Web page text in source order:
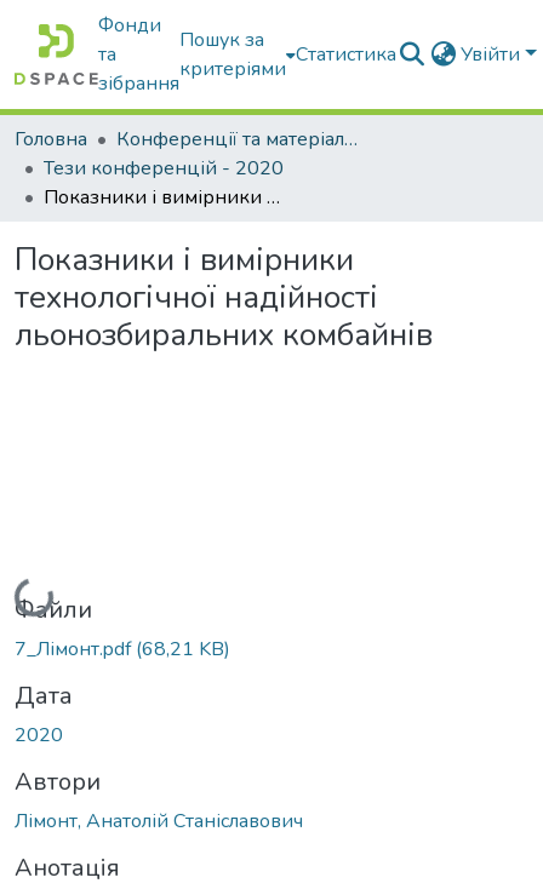
Фонди
та
зібрання
Пошук за
критеріями
Статистика Увійти
Головна
Конференції та матеріали конференцій
Тези конференцій - 2020
Показники і вимірники технологічної надійності льонозбиральних комбайнів
Показники і вимірники
технологічної надійності
льонозбиральних комбайнів
Вантажиться...
Файли
7_Лімонт.pdf(68,21 KB)
Дата
2020
Автори
Лімонт, Анатолій Станіславович
Анотація